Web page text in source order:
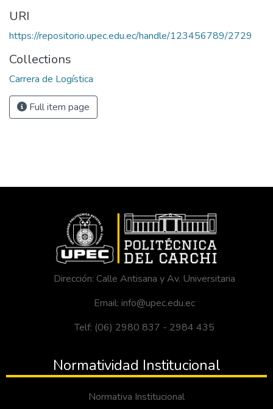
URI
https://repositorio.upec.edu.ec/handle/123456789/2729
Collections
Carrera de Logística
Full item page
Dirección: Calle Antisana y Av. Universitaria
Email: info@upec.edu.ec
Telf: (06) 2980 837 - 2984 435
Normatividad Institucional
Normativa Institucional